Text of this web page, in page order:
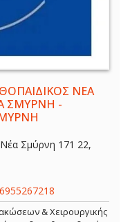
ΝΕΑ
ΣΜΥΡΝΗ -
Σμύρνη 171 22,
6955267218
& Χειρουργικής